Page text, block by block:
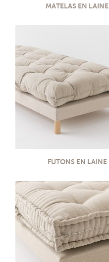
NOS ARTISANS
NOS CLIENTS ONT DU TALENT
SLOW E-SHOP
A PROPOS
MATELAS EN LAINE
FUTONS EN LAINE